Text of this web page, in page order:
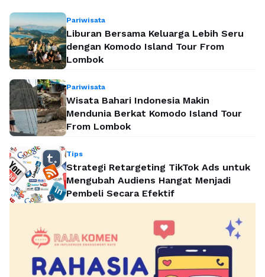
Pariwisata
Liburan Bersama Keluarga Lebih Seru
dengan Komodo Island Tour From
Lombok
Pariwisata
Wisata Bahari Indonesia Makin
Mendunia Berkat Komodo Island Tour
From Lombok
Tips
Strategi Retargeting TikTok Ads untuk
Mengubah Audiens Hangat Menjadi
Pembeli Secara Efektif